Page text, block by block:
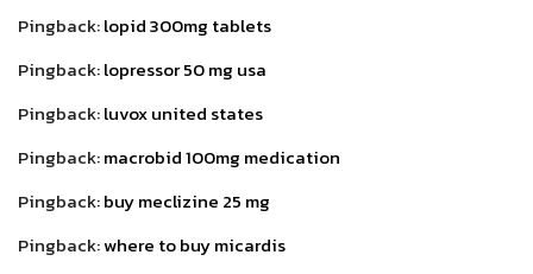
Pingback:lopid 300mg tablets
Pingback:lopressor 50 mg usa
Pingback:luvox united states
Pingback:macrobid 100mg medication
Pingback:buy meclizine 25 mg
Pingback:where to buy micardis